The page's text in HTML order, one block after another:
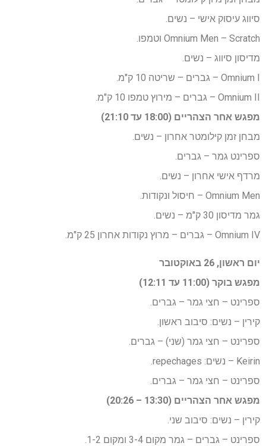
סיווג עיסוק אישי – נשים.
Omnium Men – Scratch וטמפו.
מדיסון סיווג – נשים.
Omnium I – גברים – שריטה 10 ק"מ.
Omnium II – גברים – מירוץ טמפו 10 ק"מ.
מפגש אחר הצהריים (18:00 עד 21:10)
מבחן זמן קילומטר אחרון – נשים.
ספרינט גמר – גברים.
מרדף אישי אחרון – נשים.
Omnium Men – חיסול ונקודות.
גמר מדיסון 30 ק"מ – נשים.
Omnium IV – גברים – מרוץ נקודות אחרון 25 ק"מ.
יום ראשון, 26 באוקטובר
מפגש בוקר (11:00 עד 12:11)
ספרינט – חצי גמר – גברים.
קירין – נשים: סיבוב ראשון.
ספרינט – חצי גמר (שני) – גברים.
Keirin – נשים: repechages.
ספרינט – חצי גמר – גברים.
מפגש אחר הצהריים (13:30 – 20:26)
קירין – נשים: סיבוב שני.
ספרינט – גברים – גמר מקום 3-4 ומקום 1-2.